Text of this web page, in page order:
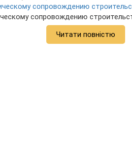
сопровождению
сопровождению
Читати повністю